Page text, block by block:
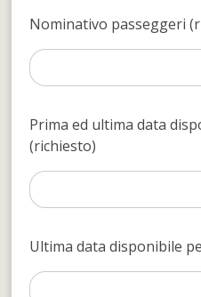
Nominativo passeggeri
Prima ed ultima data
(richiesto)
Ultima data disponibile